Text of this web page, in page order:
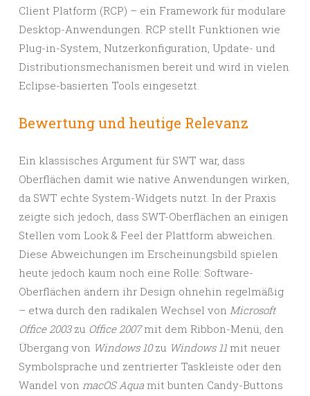
Client Platform (RCP) – ein Framework für modulare
Desktop-Anwendungen. RCP stellt Funktionen wie
Plug-in-System, Nutzerkonfiguration, Update- und
Distributionsmechanismen bereit und wird in vielen
Eclipse-basierten Tools eingesetzt.
Bewertung und heutige Relevanz
Ein klassisches Argument für SWT war, dass
Oberflächen damit wie native Anwendungen wirken,
da SWT echte System-Widgets nutzt. In der Praxis
zeigte sich jedoch, dass SWT-Oberflächen an einigen
Stellen vom Look & Feel der Plattform abweichen.
Diese Abweichungen im Erscheinungsbild spielen
heute jedoch kaum noch eine Rolle: Software-
Oberflächen ändern ihr Design ohnehin regelmäßig
– etwa durch den radikalen Wechsel von Microsoft
Office 2003zu Office 2007mit dem Ribbon-Menü, den
Übergang von Windows 10zu Windows 11 mit neuer
Symbolsprache und zentrierter Taskleiste oder den
Wandel von macOS Aqua mit bunten Candy-Buttons